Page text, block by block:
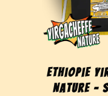
Ethiopie
Nature –